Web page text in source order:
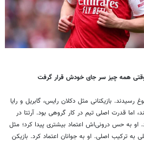
همه چیز سر جای خودش قرار گرفت
رسیدند. بازیکنانی مثل دکلان رایس، گابریل و رایا
اما قدرت اصلی تیم در کار گروهی بود. آرتتا در
به حس درونی‌اش اعتماد بیشتری پیدا کرد؛ مثل
به ترکیب اصلی. او به جوانان اعتماد کرد. بازیکن